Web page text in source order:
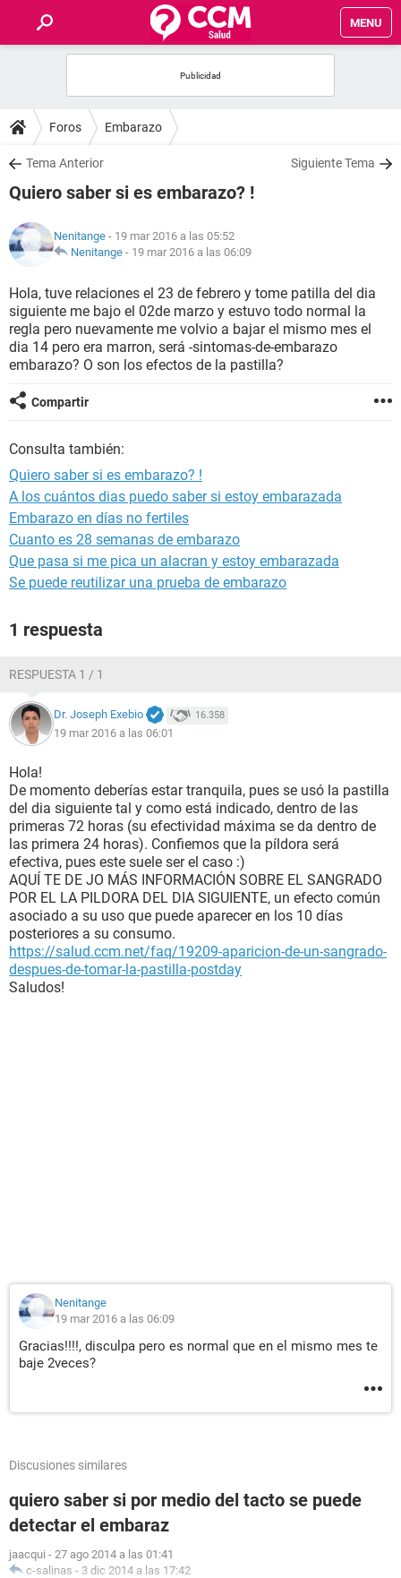
MENU
FOROS
SALUD
FAMILIA
NUTRICIÓN
BIENESTAR
SEXUALIDAD
GLOSARIO
Foros Embarazo
Tema Anterior Siguiente Tema
Quiero saber si es embarazo? !
Nenitange - 19 mar 2016 a las 05:52
Nenitange - 19 mar 2016 a las 06:09
Hola, tuve relaciones el 23 de febrero y tome patilla del dia
siguiente me bajo el 02de marzo y estuvo todo normal la
regla pero nuevamente me volvio a bajar el mismo mes el
dia 14 pero era marron, será -sintomas-de-embarazo
embarazo? O son los efectos de la pastilla?
Compartir
Consulta también:
Quiero saber si es embarazo? !
A los cuántos dias puedo saber si estoy embarazada
Embarazo en días no fertiles
Cuanto es 28 semanas de embarazo
Que pasa si me pica un alacran y estoy embarazada
Se puede reutilizar una prueba de embarazo
1 respuesta
RESPUESTA 1 / 1
Dr. Joseph Exebio 16.358
19 mar 2016 a las 06:01
Hola!
De momento deberías estar tranquila, pues se usó la pastilla
del dia siguiente tal y como está indicado, dentro de las
primeras 72 horas (su efectividad máxima se da dentro de
las primera 24 horas). Confiemos que la píldora será
efectiva, pues este suele ser el caso :)
AQUÍ TE DE JO MÁS INFORMACIÓN SOBRE EL SANGRADO
POR EL LA PILDORA DEL DIA SIGUIENTE, un efecto común
asociado a su uso que puede aparecer en los 10 días
posteriores a su consumo.
https://salud.ccm.net/faq/19209-aparicion-de-un-sangrado-
despues-de-tomar-la-pastilla-postday
Saludos!
Nenitange
19 mar 2016 a las 06:09
Gracias!!!!, disculpa pero es normal que en el mismo mes te
baje 2veces?
Discusiones similares
quiero saber si por medio del tacto se puede
detectar el embaraz
jaacqui - 27 ago 2014 a las 01:41
c-salinas - 3 dic 2014 a las 17:42